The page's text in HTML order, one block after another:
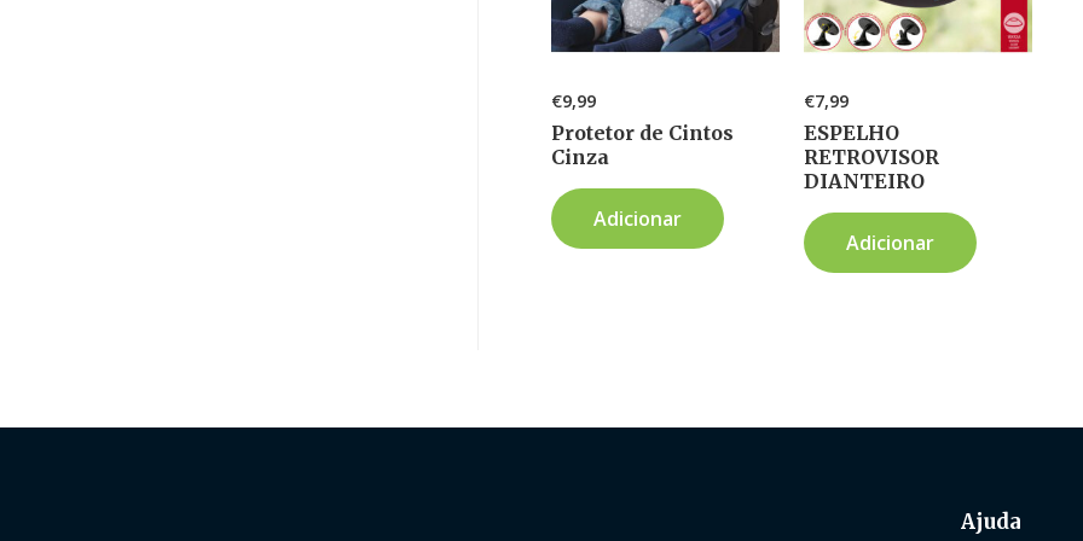
€9,99
Protetor de Cintos
Cinza
Adicionar
€7,99
ESPELHO
RETROVISOR
DIANTEIRO
Adicionar
Ajuda